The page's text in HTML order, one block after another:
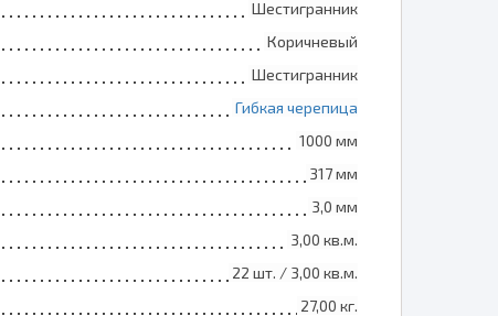
Шестигранник
Коричневый
Шестигранник
Гибкая черепица
1000 мм
317 мм
3,0 мм
3,00 кв.м.
22 шт. / 3,00 кв.м.
27,00 кг.